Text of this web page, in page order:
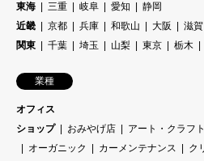
東海
三重 岐阜 愛知
静岡
近畿
京都 兵庫 和歌山 大阪
滋賀
関東
千葉 埼玉 山梨 東京 栃木
業種
オフィス
ショップ
おみやげ店 アート・クラフト
オーガニック
カーメンテナンス ク